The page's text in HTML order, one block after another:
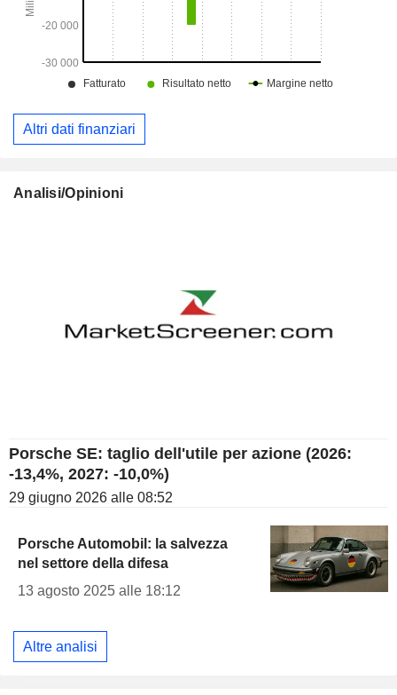
Altri dati finanziari
Analisi/Opinioni
Porsche SE: taglio dell'utile per azione (2026:
-13,4%, 2027: -10,0%)
29 giugno 2026 alle 08:52
Porsche Automobil: la salvezza
nel settore della difesa
13 agosto 2025 alle 18:12
Altre analisi